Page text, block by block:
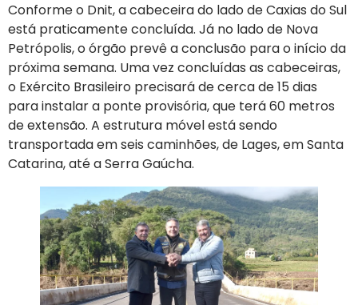
Conforme o Dnit, a cabeceira do lado de Caxias do Sul
está praticamente concluída. Já no lado de Nova
Petrópolis, o órgão prevê a conclusão para o início da
próxima semana. Uma vez concluídas as cabeceiras,
o Exército Brasileiro precisará de cerca de 15 dias
para instalar a ponte provisória, que terá 60 metros
de extensão. A estrutura móvel está sendo
transportada em seis caminhões, de Lages, em Santa
Catarina, até a Serra Gaúcha.